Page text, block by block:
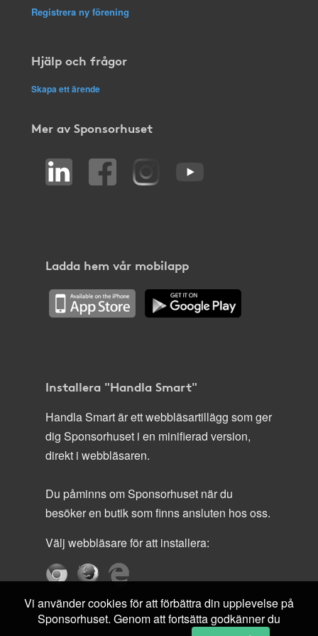
Registrera ny förening
Hjälp och frågor
Skapa ett ärende
Mer av Sponsorhuset
Ladda hem vår mobilapp
Installera "Handla Smart"
Handla Smart är ett webbläsartillägg som ger
dig Sponsorhuset i en minifierad version,
direkt i webbläsaren.
Du påminns om Sponsorhuset när du
besöker en butik som finns ansluten hos oss.
Välj webbläsare för att installera:
Vi använder cookies för att förbättra din upplevelse på
Sponsorhuset. Genom att fortsätta godkänner du